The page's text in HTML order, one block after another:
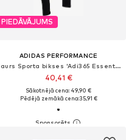
PIEDĀVĀJUMS
ADIDAS PERFORMANCE
Šaurs Sporta bikses 'Adi365 Essentials '
40,41 €
Sākotnējā cena: 49,90 €
Pēdējā zemākā cena:35,91 €